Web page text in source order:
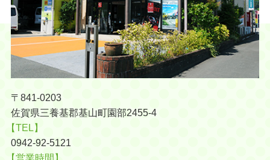
〒841-0203
佐賀県三養基郡基山町園部2455-4
【TEL】
0942-92-5121
【営業時間】